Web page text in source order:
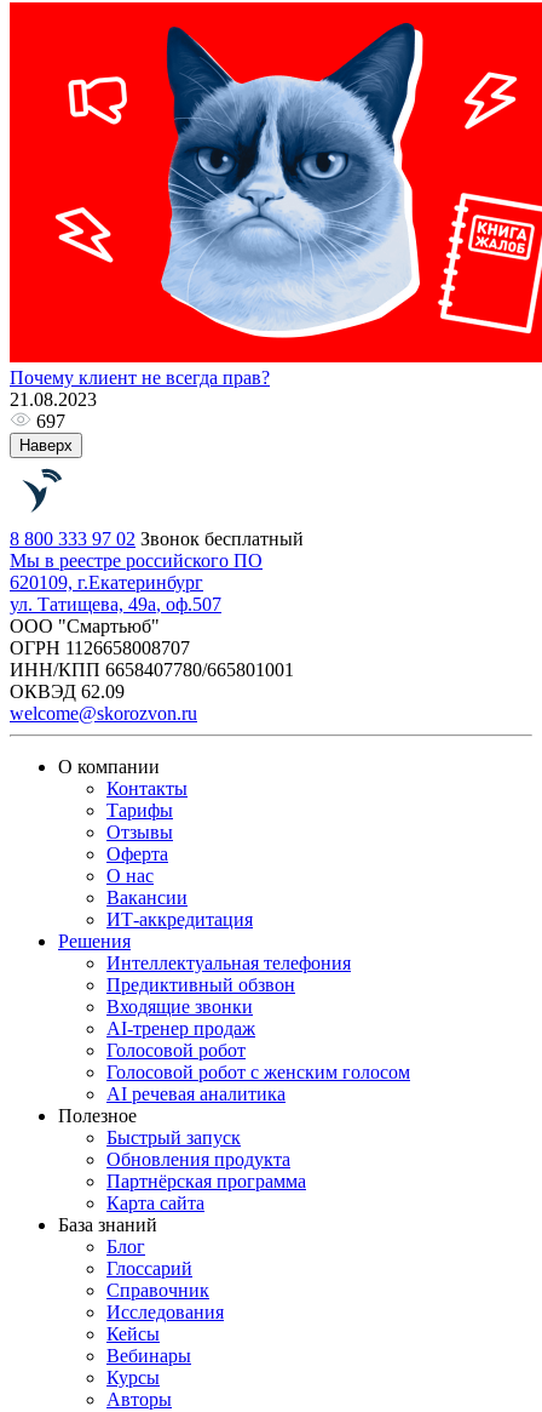
Почему клиент не всегда прав?
21.08.2023
697
Наверх
8 800 333 97 02 Звонок бесплатный
Мы в реестре российского ПО
620109, г.Екатеринбург
ул. Татищева, 49а, оф.507
ООО "Смартьюб"
ОГРН 1126658008707
ИНН/КПП 6658407780/665801001
ОКВЭД 62.09
welcome@skorozvon.ru
О компании
Контакты
Тарифы
Отзывы
Оферта
О нас
Вакансии
ИТ-аккредитация
Решения
Интеллектуальная телефония
Предиктивный обзвон
Входящие звонки
AI-тренер продаж
Голосовой робот
Голосовой робот с женским голосом
AI речевая аналитика
Полезное
Быстрый запуск
Обновления продукта
Партнёрская программа
Карта сайта
База знаний
Блог
Глоссарий
Справочник
Исследования
Кейсы
Вебинары
Курсы
Авторы